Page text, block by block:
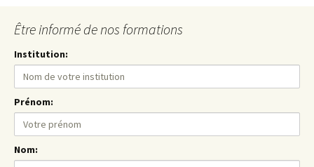
Être informé de nos formations
Institution:
Prénom:
Nom: